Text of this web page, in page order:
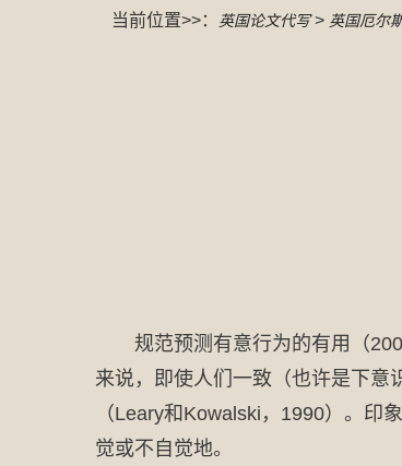
当前位置>>： 英国论文代写> 英国厄尔
规范预测有意行为的有用（
来说，即使人们一致（也许是下意
（Leary和Kowalski，1990）。印
觉或不自觉地。